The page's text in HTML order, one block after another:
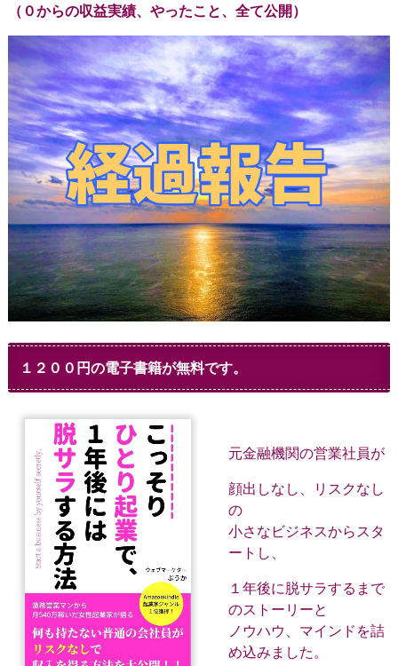
（０からの収益実績、やったこと、全て公開）
１２００円の電子書籍が無料です。
元金融機関の営業社員が
顔出しなし、リスクなし
の
小さなビジネスからスタ
ートし、
１年後に脱サラするまで
のストーリーと
ノウハウ、マインドを詰
め込みました。